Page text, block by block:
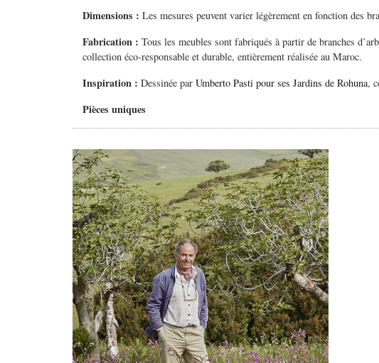
Dimensions : Les mesures peuvent varier légèrement en fonction des
Fabrication : Tous les meubles sont fabriqués à partir de branches
collection éco-responsable et durable, entièrement réalisée au Maroc.
Inspiration : Dessinée parUmberto Pasti pour ses Jardins de Rohuna,
Pièces uniques